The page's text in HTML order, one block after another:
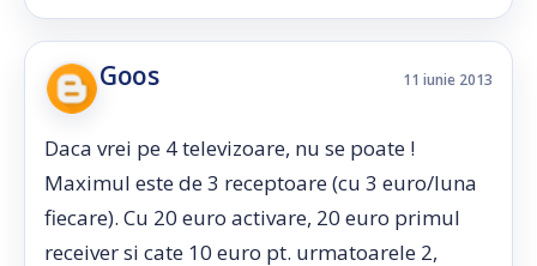
Goos 11 iunie 2013
Daca vrei pe 4 televizoare, nu se poate !
Maximul este de 3 receptoare (cu 3 euro/luna
fiecare). Cu 20 euro activare, 20 euro primul
receiver si cate 10 euro pt. urmatoarele 2,